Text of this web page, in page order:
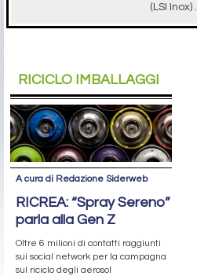
(LSI Inox) ...
RICICLO IMBALLAGGI
A cura di Redazione Siderweb
RICREA: “Spray Sereno”
parla alla Gen Z
Oltre 6 milioni di contatti raggiunti
sui social network per la campagna
sul riciclo degli aerosol